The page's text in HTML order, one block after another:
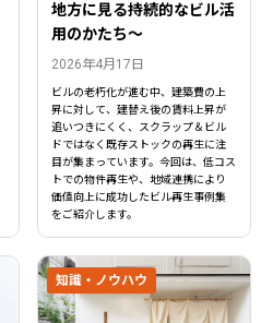
地方に見る持続的なビル活
用のかたち～
2026年4月17日
ビルの老朽化が進む中、建築費の上
昇に対して、建替え後の賃料上昇が
追いつきにくく、スクラップ＆ビル
ドではなく既存ストックの再生に注
目が集まっています。今回は、低コス
トでの物件再生や、地域連携により
価値向上に成功したビル再生事例集
をご紹介します。
知識・ノウハウ